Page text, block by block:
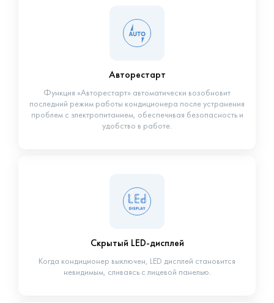
Авторестарт
Функция «Авторестарт» автоматически возобновит
последний режим работы кондиционера после устранения
проблем с электропитанием, обеспечивая безопасность и
удобство в работе.
Скрытый LED-дисплей
Когда кондиционер выключен, LED дисплей становится
невидимым, сливаясь с лицевой панелью.